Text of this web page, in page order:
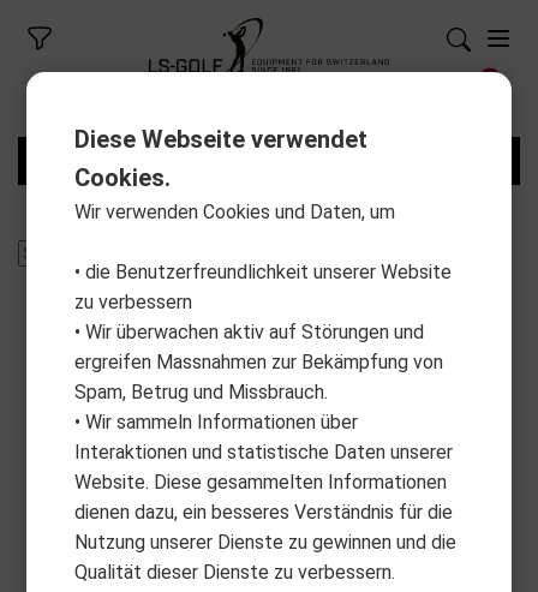
PXG
Lightning Hybrid
Diese Webseite verwendet
Cookies.
Wir verwenden Cookies und Daten, um
• die Benutzerfreundlichkeit unserer Website
zu verbessern
• Wir überwachen aktiv auf Störungen und
ergreifen Massnahmen zur Bekämpfung von
Spam, Betrug und Missbrauch.
• Wir sammeln Informationen über
Interaktionen und statistische Daten unserer
Website. Diese gesammelten Informationen
dienen dazu, ein besseres Verständnis für die
Nutzung unserer Dienste zu gewinnen und die
Qualität dieser Dienste zu verbessern.